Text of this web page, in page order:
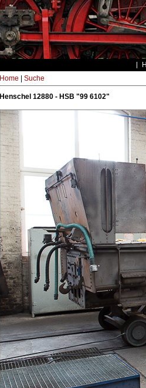
Home Suche
Henschel 12880 - HSB "99 6102"